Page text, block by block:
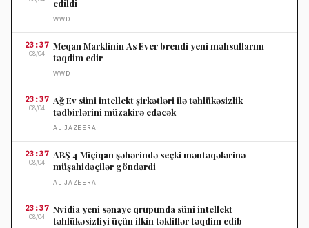
edildi
WWD
23:37
08/04
Meqan Marklinin As Ever brendi yeni məhsullarını
təqdim edir
WWD
23:37
08/04
Ağ Ev süni intellekt şirkətləri ilə təhlükəsizlik
tədbirlərini müzakirə edəcək
AL JAZEERA
23:37
08/04
ABŞ 4 Miçiqan şəhərində seçki məntəqələrinə
müşahidəçilər göndərdi
AL JAZEERA
23:37
08/04
Nvidia yeni sənaye qrupunda süni intellekt
təhlükəsizliyi üçün ilkin təkliflər təqdim edib